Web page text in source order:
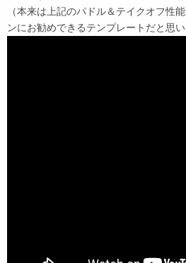
（本来は上記のパドル＆テイクオフ性
ンにお勧めできるテンプレートだと思い